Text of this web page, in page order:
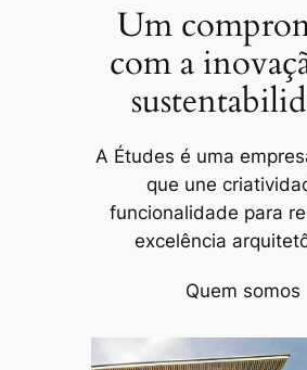
Um
com a
A Études é uma
que une
funcionalidade para
excelência
Quem somos